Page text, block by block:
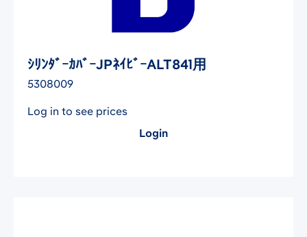
ｼﾘﾝﾀﾞｰｶﾊﾞｰJPﾈｲﾋﾞｰALT841用
5308009
Log in to see prices
Login